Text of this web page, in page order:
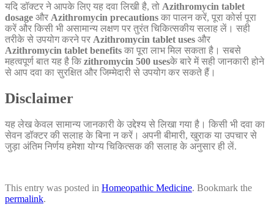
यदि डॉक्टर ने आपके लिए यह दवा लिखी है, तो Azithromycin tablet
dosage और Azithromycin precautions का पालन करें, पूरा कोर्स पूरा
करें और किसी भी असामान्य लक्षण पर तुरंत चिकित्सकीय सलाह लें। सही
तरीके से उपयोग करने पर Azithromycin tablet uses और
Azithromycin tablet benefits का पूरा लाभ मिल सकता है। सबसे
महत्वपूर्ण बात यह है कि zithromycin 500 usesके बारे में सही जानकारी होने
से आप दवा का सुरक्षित और जिम्मेदारी से उपयोग कर सकते हैं।
Disclaimer
यह लेख केवल सामान्य जानकारी के उद्देश्य से लिखा गया है। किसी भी दवा का
सेवन डॉक्टर की सलाह के बिना न करें। अपनी बीमारी, खुराक या उपचार से
जुड़ा अंतिम निर्णय हमेशा योग्य चिकित्सक की सलाह के अनुसार ही लें.
This entry was posted in Homeopathic Medicine. Bookmark the
permalink.